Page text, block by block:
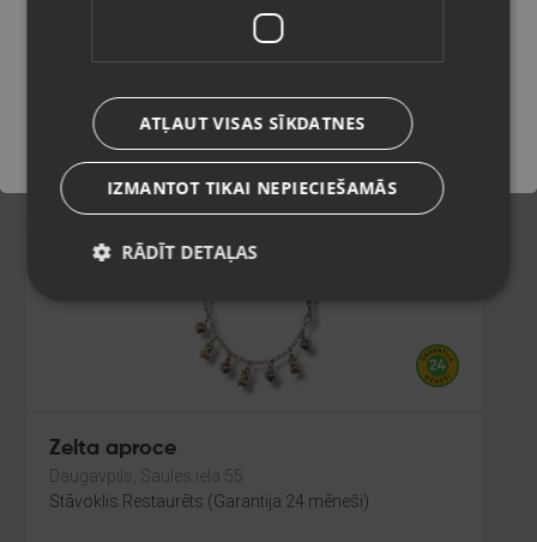
Stāvoklis Restaurēts (Garantija 24 mēneši)
829.00 €
37.69€/mēn.
Zelta aproce
Daugavpils, Saules iela 55
Stāvoklis Restaurēts (Garantija 24 mēneši)
Saglabāt
ATĻAUT VISAS SĪKDATNES
IZMANTOT TIKAI NEPIECIEŠAMĀS
RĀDĪT DETAĻAS